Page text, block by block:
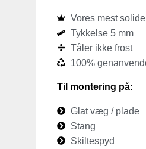
Vores mest
Tykkelse 5 mm
Tåler ikke frost
100%
Til montering på:
Glat væg / plade
Stang
Skiltespyd